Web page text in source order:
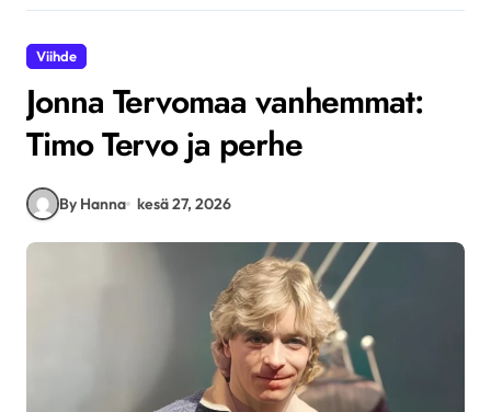
Viihde
Jonna Tervomaa vanhemmat:
Timo Tervo ja perhe
By Hanna kesä 27, 2026